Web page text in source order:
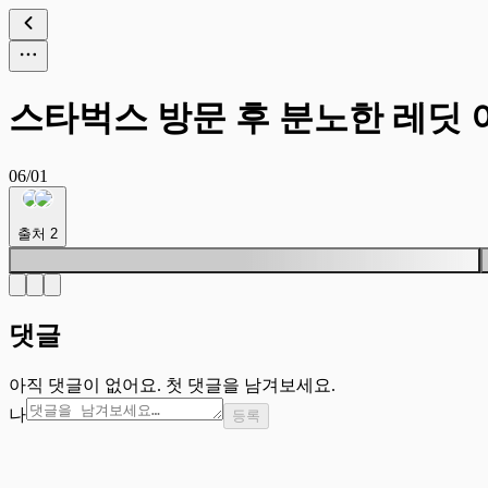
스타벅스 방문 후 분노한 레딧
06/01
출처 2
댓글
아직 댓글이 없어요. 첫 댓글을 남겨보세요.
나
등록